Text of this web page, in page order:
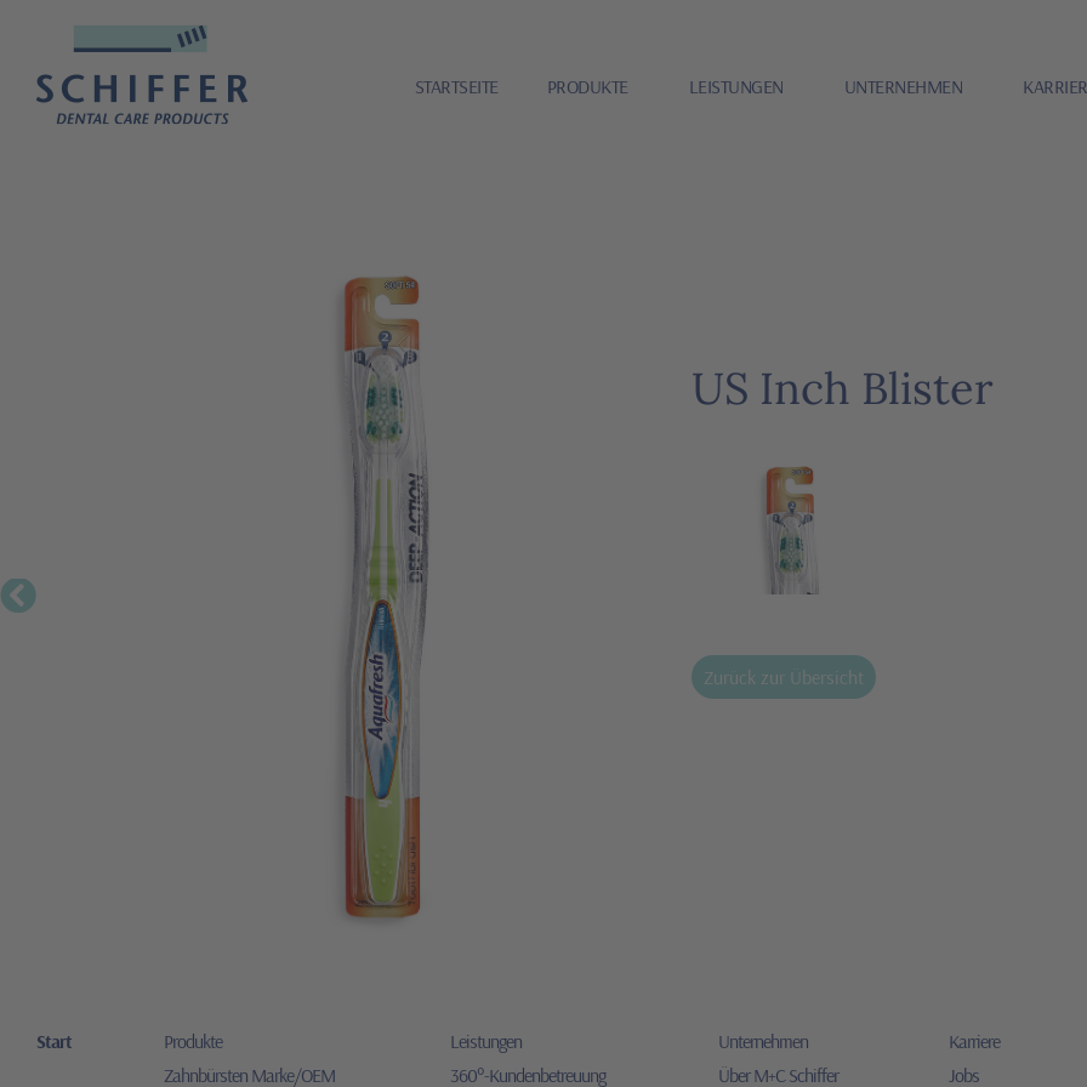
STARTSEITE PRODUKTE LEISTUNGEN UNTERNEHMEN
US Inch Blister
Zurück zur Übersicht
Start
Produkte
Zahnbürsten Marke/OEM
Leistungen
360°-Kundenbetreuung
Unternehmen
Über M+C Schiffer
Karriere
Jobs